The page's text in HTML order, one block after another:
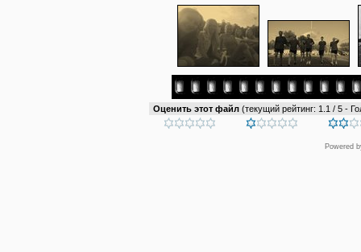
Оценить этот файл (текущий рейтинг: 1.1 / 5 -
Powered